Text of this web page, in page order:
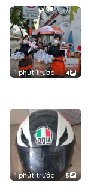
1 phút trước 4
1 phút trước 5